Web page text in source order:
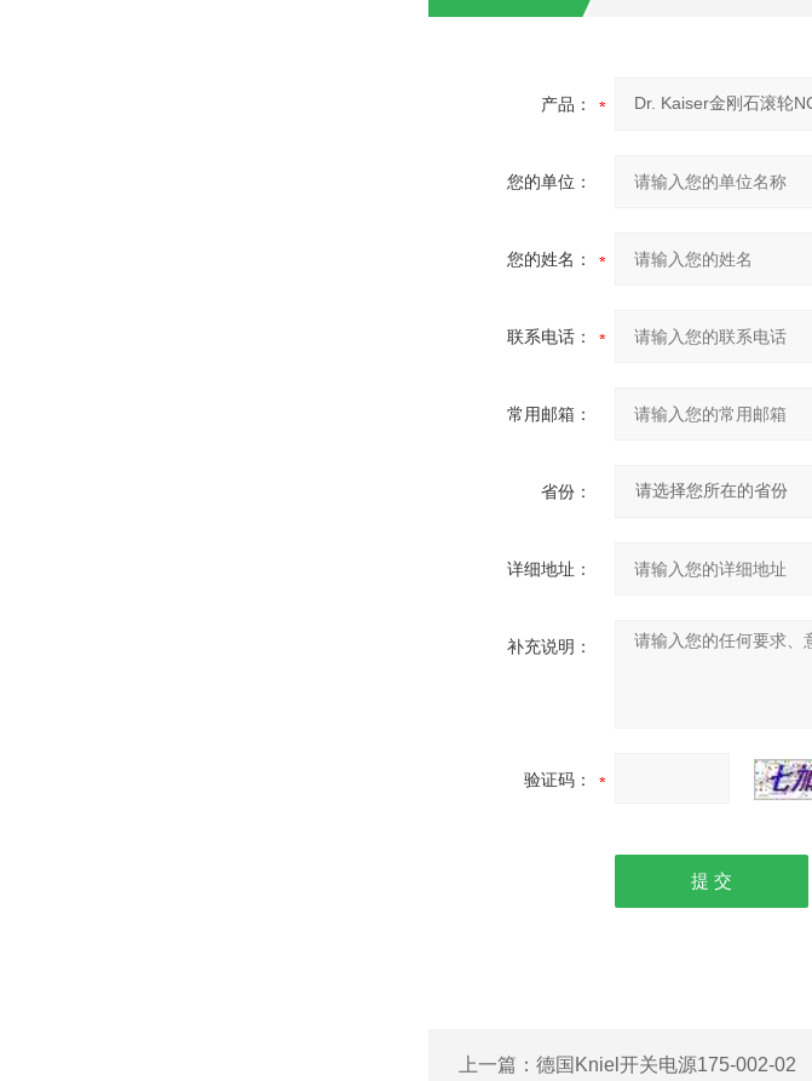
产品：
您的单位：
您的姓名：
联系电话：
常用邮箱：
省份：
详细地址：
补充说明：
验证码：
上一篇： 德国Kniel开关电源175-002-02